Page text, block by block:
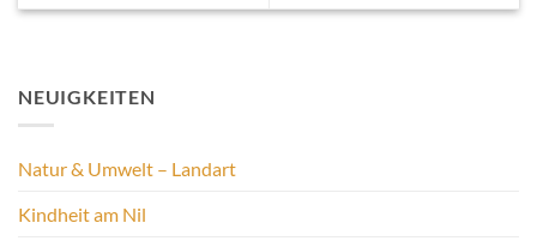
NEUIGKEITEN
Natur & Umwelt – Landart
Kindheit am Nil